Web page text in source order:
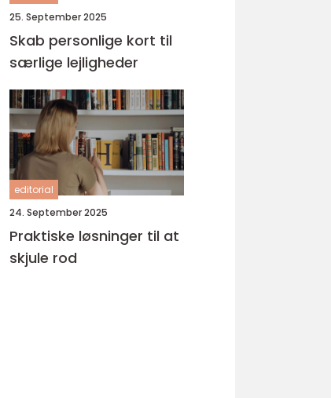
25. September 2025
Skab personlige kort til
særlige lejligheder
editorial
24. September 2025
Praktiske løsninger til at
skjule rod